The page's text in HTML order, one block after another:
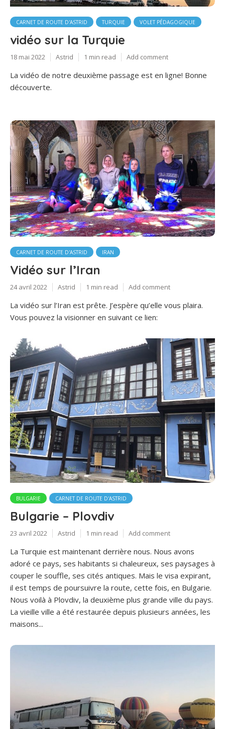
CARNET DE ROUTE D'ASTRID TURQUIE VOLET PÉDAGOGIQUE
vidéo sur la Turquie
18 mai 2022 Astrid 1 min read Add comment
La vidéo de notre deuxième passage est en ligne! Bonne
découverte.
CARNET DE ROUTE D'ASTRID IRAN
Vidéo sur l’Iran
24 avril 2022 Astrid 1 min read Add comment
La vidéo sur l’Iran est prête. J’espère qu’elle vous plaira.
Vous pouvez la visionner en suivant ce lien:
BULGARIE CARNET DE ROUTE D'ASTRID
Bulgarie – Plovdiv
23 avril 2022 Astrid 1 min read Add comment
La Turquie est maintenant derrière nous. Nous avons
adoré ce pays, ses habitants si chaleureux, ses paysages à
couper le souffle, ses cités antiques. Mais le visa expirant,
il est temps de poursuivre la route, cette fois, en Bulgarie.
Nous voilà à Plovdiv, la deuxième plus grande ville du pays.
La vieille ville a été restaurée depuis plusieurs années, les
maisons...